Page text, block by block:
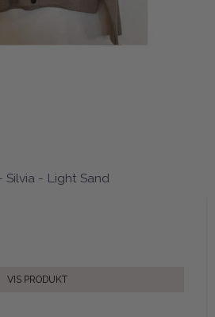
Silvia - Light Sand
VIS PRODUKT